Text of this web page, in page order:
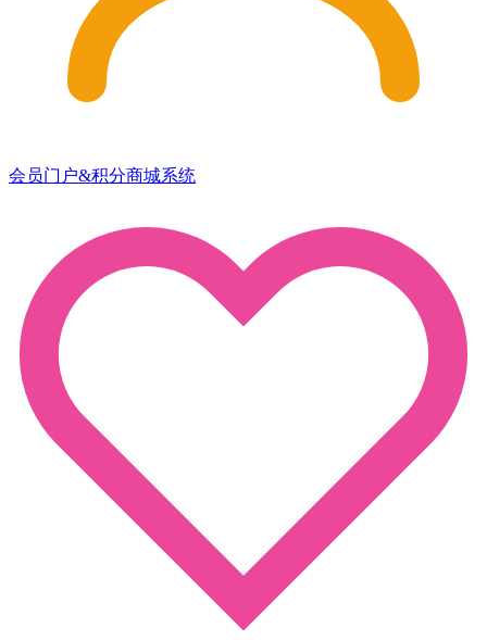
会员门户&积分商城系统